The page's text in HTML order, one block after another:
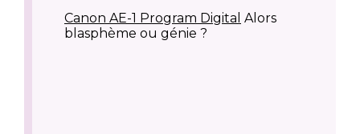
Canon AE-1 Program Digital Alors
blasphème ou génie ?